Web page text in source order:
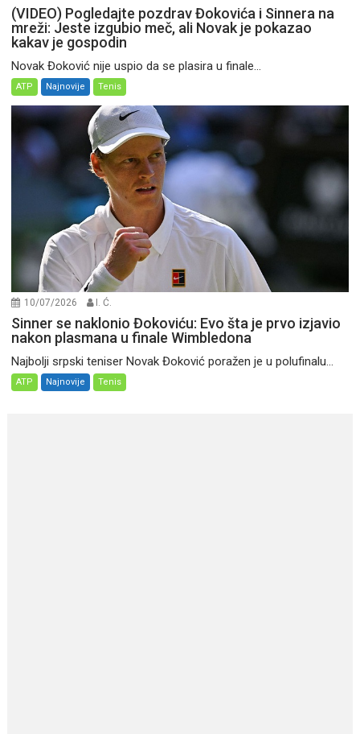
(VIDEO) Pogledajte pozdrav Đokovića i Sinnera na
mreži: Jeste izgubio meč, ali Novak je pokazao
kakav je gospodin
Novak Đoković nije uspio da se plasira u finale...
ATP Najnovije Tenis
10/07/2026 I. Ć.
Sinner se naklonio Đokoviću: Evo šta je prvo izjavio
nakon plasmana u finale Wimbledona
Najbolji srpski teniser Novak Đoković poražen je u polufinalu...
ATP Najnovije Tenis